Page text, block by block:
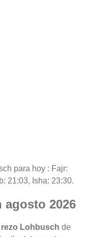
para hoy : Fajr:
21:03, Isha: 23:30.
2026
rezo Lohbusch de